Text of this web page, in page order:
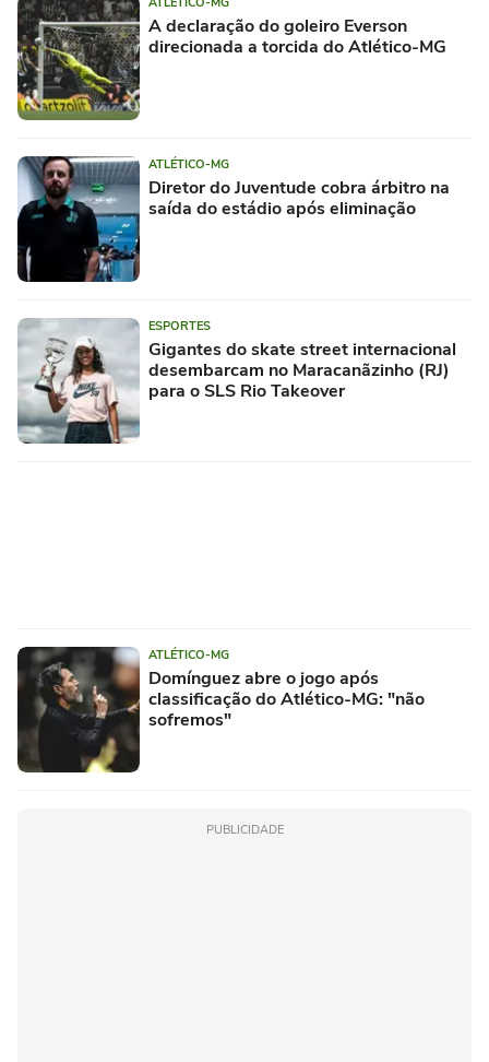
A declaração do goleiro Everson
direcionada a torcida do Atlético-MG
ATLÉTICO-MG
Diretor do Juventude cobra árbitro na
saída do estádio após eliminação
ESPORTES
Gigantes do skate street internacional
desembarcam no Maracanãzinho (RJ)
para o SLS Rio Takeover
ATLÉTICO-MG
Domínguez abre o jogo após
classificação do Atlético-MG: "não
sofremos"
PUBLICIDADE